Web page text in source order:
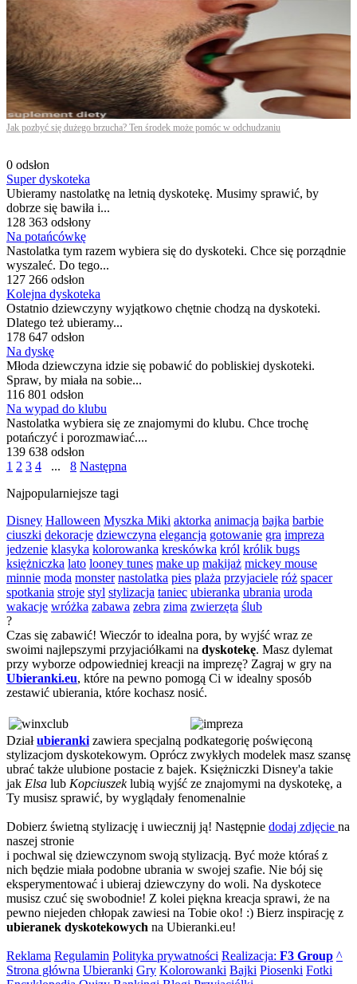
Jak pozbyć się dużego brzucha? Ten środek może pomóc w odchudzaniu
0 odsłon
Super dyskoteka
Ubieramy nastolatkę na letnią dyskotekę. Musimy sprawić, by
dobrze się bawiła i...
128 363 odsłony
Na potańcówkę
Nastolatka tym razem wybiera się do dyskoteki. Chce się porządnie
wyszaleć. Do tego...
127 266 odsłon
Kolejna dyskoteka
Ostatnio dziewczyny wyjątkowo chętnie chodzą na dyskoteki.
Dlatego też ubieramy...
178 647 odsłon
Na dyskę
Młoda dziewczyna idzie się pobawić do pobliskiej dyskoteki.
Spraw, by miała na sobie...
116 801 odsłon
Na wypad do klubu
Nastolatka wybiera się ze znajomymi do klubu. Chce trochę
potańczyć i porozmawiać....
139 638 odsłon
1 2 3 4 ... 8 Następna
Najpopularniejsze tagi
Disney Halloween Myszka Miki aktorka animacja bajka barbie
ciuszki dekoracje dziewczyna elegancja gotowanie gra impreza
jedzenie klasyka kolorowanka kreskówka król królik bugs
księżniczka lato looney tunes make up makijaż mickey mouse
minnie moda monster nastolatka pies plaża przyjaciele róż spacer
spotkania stroje styl stylizacja taniec ubieranka ubrania uroda
wakacje wróżka zabawa zebra zima zwierzęta ślub
?
Czas się zabawić! Wieczór to idealna pora, by wyjść wraz ze
swoimi najlepszymi przyjaciółkami na dyskotekę. Masz dylemat
przy wyborze odpowiedniej kreacji na imprezę? Zagraj w gry na
Ubieranki.eu, które na pewno pomogą Ci w idealny sposób
zestawić ubierania, które kochasz nosić.
Działubieranki zawiera specjalną podkategorię poświęconą
stylizacjom dyskotekowym. Oprócz zwykłych modelek masz szansę
ubrać także ulubione postacie z bajek. Księżniczki Disney'a takie
jak Elsa lub Kopciuszeklubią wyjść ze znajomymi na dyskotekę, a
Ty musisz sprawić, by wyglądały fenomenalnie
Dobierz świetną stylizację i uwiecznij ją! Następnie dodaj zdjęcie na
naszej stronie
i pochwal się dziewczynom swoją stylizacją. Być może któraś z
nich będzie miała podobne ubrania w swojej szafie. Nie bój się
eksperymentować i ubieraj dziewczyny do woli. Na dyskotece
musisz czuć się swobodnie! Z kolei piękna kreacja sprawi, że na
pewno niejeden chłopak zawiesi na Tobie oko! :) Bierz inspirację z
ubieranek dyskotekowych na Ubieranki.eu!
Reklama Regulamin Polityka prywatności Realizacja: F3 Group ^
Strona główna Ubieranki Gry Kolorowanki Bajki Piosenki Fotki